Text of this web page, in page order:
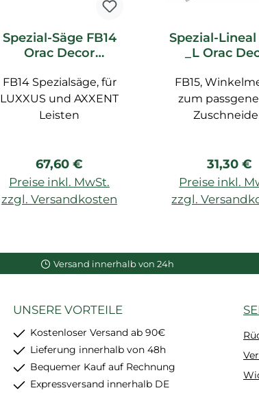
Spezial-Säge FB14
Orac Decor
FB14 Spezialsäge, für
LUXXUS und AXXENT
Leisten
Regulärer Preis:
67,60 €
Preise inkl. MwSt.
zzgl. Versandkosten
Spezial-Lineal
_L Orac
FB15,
zum
31,30 €
Preise inkl.
zzgl.
Versand innerhalb von 24h
UNSERE VORTEILE
Kostenloser Versand ab 90€
Lieferung innerhalb von 48h
Bequemer Kauf auf Rechnung
Expressversand innerhalb DE